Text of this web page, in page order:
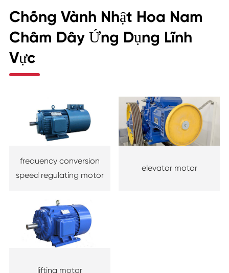
Chống Vành Nhật Hoa Nam
Châm Dây Ứng Dụng Lĩnh
Vực
frequency conversion
speed regulating motor
elevator motor
lifting motor